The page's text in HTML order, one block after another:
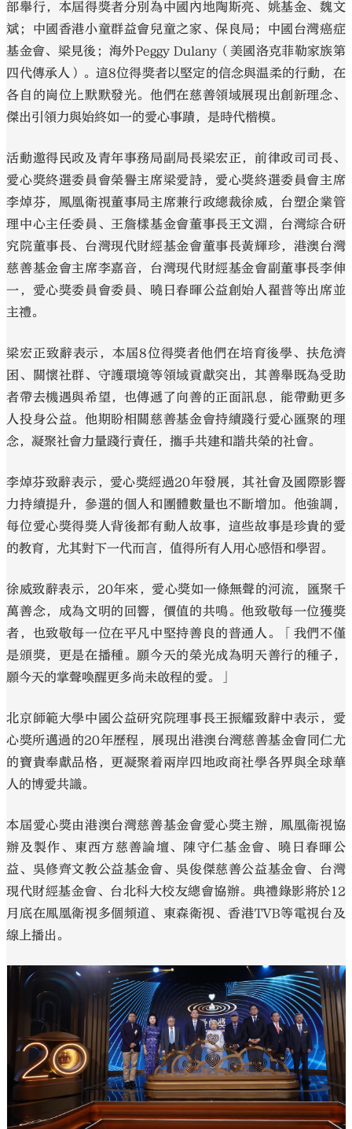
部舉行，本屆得獎者分別為中國內地陶斯亮、姚基金、魏文
斌；中國香港小童群益會兒童之家、保良局；中國台灣癌症
基金會、梁見後；海外Peggy Dulany（美國洛克菲勒家族第
四代傳承人）。這8位得獎者以堅定的信念與温柔的行動，在
各自的崗位上默默發光。他們在慈善領域展現出創新理念、
傑出引領力與始終如一的愛心事蹟，是時代楷模。
活動邀得民政及青年事務局副局長梁宏正，前律政司司長、
愛心獎終選委員會榮譽主席梁愛詩，愛心獎終選委員會主席
李焯芬，鳳凰衛視董事局主席兼行政總裁徐威，台塑企業管
理中心主任委員、王詹樣基金會董事長王文淵，台灣綜合研
究院董事長、台灣現代財經基金會董事長黃輝珍，港澳台灣
慈善基金會主席李嘉音，台灣現代財經基金會副董事長李伸
一，愛心獎委員會委員、曉日春暉公益創始人翟普等出席並
主禮。
梁宏正致辭表示，本屆8位得獎者他們在培育後學、扶危濟
困、關懷社群、守護環境等領域貢獻突出，其善舉既為受助
者帶去機遇與希望，也傳遞了向善的正面訊息，能帶動更多
人投身公益。他期盼相關慈善基金會持續踐行愛心匯聚的理
念，凝聚社會力量踐行責任，攜手共建和諧共榮的社會。
李焯芬致辭表示，愛心獎經過20年發展，其社會及國際影響
力持續提升，參選的個人和團體數量也不斷增加。他強調，
每位愛心獎得獎人背後都有動人故事，這些故事是珍貴的愛
的教育，尤其對下一代而言，值得所有人用心感悟和學習。
徐威致辭表示，20年來，愛心獎如一條無聲的河流，匯聚千
萬善念，成為文明的回響，價值的共鳴。他致敬每一位獲獎
者，也致敬每一位在平凡中堅持善良的普通人。「我們不僅
是頒獎，更是在播種。願今天的榮光成為明天善行的種子，
願今天的掌聲喚醒更多尚未啟程的愛。」
北京師範大學中國公益研究院理事長王振耀致辭中表示，愛
心獎所邁過的20年歷程，展現出港澳台灣慈善基金會同仁尤
的寶貴奉獻品格，更凝聚着兩岸四地政商社學各界與全球華
人的博愛共識。
本屆愛心獎由港澳台灣慈善基金會愛心獎主辦，鳳凰衞視協
辦及製作、東西方慈善論壇、陳守仁基金會、曉日春暉公
益、吳修齊文教公益基金會、吳俊傑慈善公益基金會、台灣
現代財經基金會、台北科大校友總會協辦。典禮錄影將於12
月底在鳳凰衛視多個頻道、東森衛視、香港TVB等電視台及
線上播出。